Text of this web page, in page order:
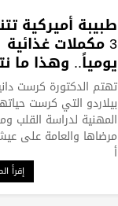
طبيبة أميركية
3 مكملات غذائية
يومياً.. وهذا ما
تجربتها
تهتم الدكتورة كرست
بيلاردو التي كرست
المهنية لدراسة القلب
مرضاها والعامة على
أ
إقرأ